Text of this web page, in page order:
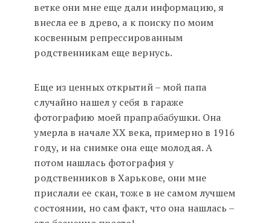
ветке они мне еще дали информацию, я
внесла ее в древо, а к поиску по моим
косвенным репрессированным
родственникам еще вернусь.
Еще из ценных открытий – мой папа
случайно нашел у себя в гараже
фотографию моей прапрабабушки. Она
умерла в начале ХХ века, примерно в 1916
году, и на снимке она еще молодая. А
потом нашлась фотография у
родственников в Харькове, они мне
прислали ее скан, тоже в не самом лучшем
состоянии, но сам факт, что она нашлась –